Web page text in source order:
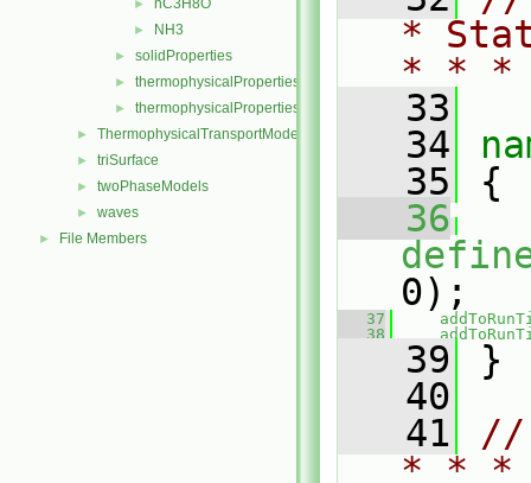
► nC3H8O
► NH3
► solidProperties
► thermophysicalProperties
► thermophysicalPropertiesSelector
► ThermophysicalTransportModels
► triSurface
► twoPhaseModels
► waves
► File Members
*
* *
   33
   34
   35
{
   36
0);
   37
   38
   39
}
   40
   41
//
* * *